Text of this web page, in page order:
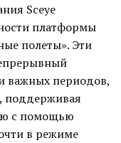
Sceye
платформы
полеты». Эти
важных периодов,
поддерживая
с помощью
в режиме